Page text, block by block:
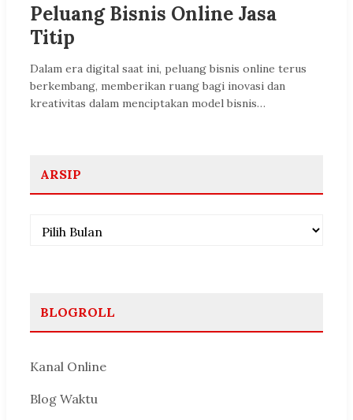
Peluang Bisnis Online Jasa
Titip
Dalam era digital saat ini, peluang bisnis online terus
berkembang, memberikan ruang bagi inovasi dan
kreativitas dalam menciptakan model bisnis…
ARSIP
Arsip
BLOGROLL
Kanal Online
Blog Waktu